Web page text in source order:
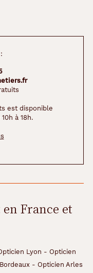
est disponible
à 18h.
France et
Lyon - Opticien
- Opticien Arles